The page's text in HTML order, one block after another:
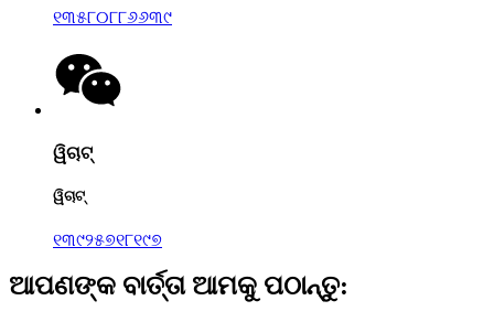
୧୩୫୮୦୮୮୬୬୩୯
ୱିଚାଟ୍
ୱିଚାଟ୍
୧୩୯୨୫୭୧୮୧୯୭
ଆପଣଙ୍କ ବାର୍ତ୍ତା ଆମକୁ ପଠାନ୍ତୁ: